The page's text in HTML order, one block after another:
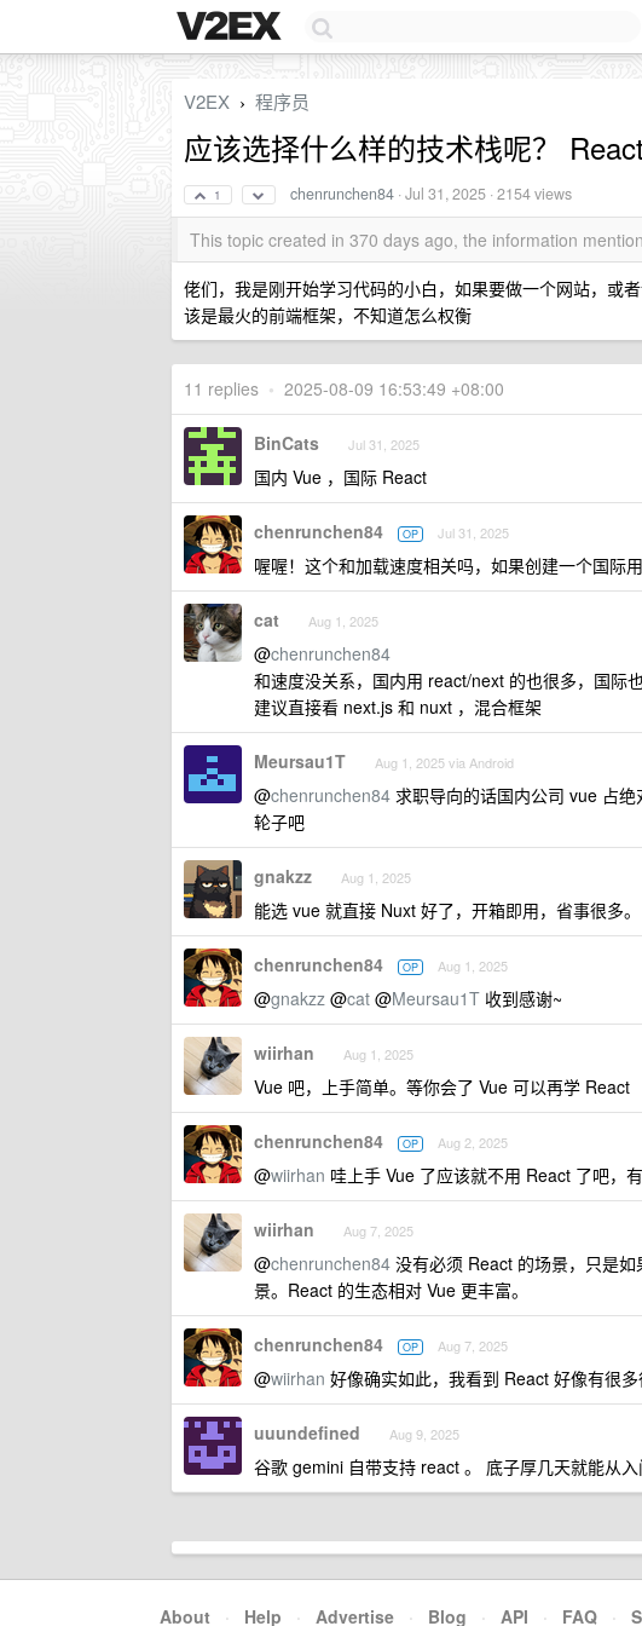
V2EX › 程序员
应该选择什么样的技术栈呢？ React
1 chenrunchen84 ·Jul 31, 2025 · 2154 views
This topic created in 370 days ago, the information
佬们，我是刚开始学习代码的小白，如果要做一个网站，或
该是最火的前端框架，不知道怎么权衡
11 replies • 2025-08-09 16:53:49 +08:00
BinCats Jul 31, 2025
国内 Vue ，国际 React
chenrunchen84 OP Jul 31, 2025
喔喔！这个和加载速度相关吗，如果创建一个国际
cat Aug 1, 2025
@chenrunchen84
和速度没关系，国内用 react/next 的也很多，国际
建议直接看 next.js 和 nuxt ，混合框架
Meursau1T Aug 1, 2025 via Android
@chenrunchen84 求职导向的话国内公司 vue 占
轮子吧
gnakzz Aug 1, 2025
能选 vue 就直接 Nuxt 好了，开箱即用，省事很多。
chenrunchen84 OP Aug 1, 2025
@gnakzz @cat @Meursau1T 收到感谢~
wiirhan Aug 1, 2025
Vue 吧，上手简单。等你会了 Vue 可以再学 React
chenrunchen84 OP Aug 2, 2025
@wiirhan 哇上手 Vue 了应该就不用 React 了吧，
wiirhan Aug 7, 2025
@chenrunchen84 没有必须 React 的场景，只是
景。React 的生态相对 Vue 更丰富。
chenrunchen84 OP Aug 7, 2025
@wiirhan 好像确实如此，我看到 React 好像有很
uuundefined Aug 9, 2025
谷歌 gemini 自带支持 react 。 底子厚几天就能从
About · Help · Advertise · Blog · API · FAQ ·